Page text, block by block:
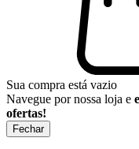
Sua compra está vazio
Navegue por nossa loja e
ofertas!
Fechar